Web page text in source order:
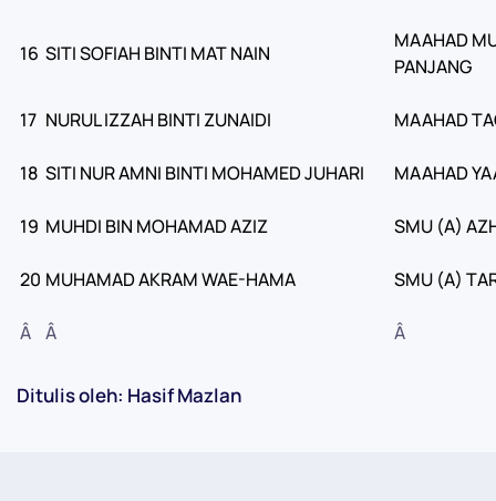
16 SITI SOFIAH BINTI MAT NAIN
MAAHAD
PANJANG
17 NURUL IZZAH BINTI ZUNAIDI MAAHAD
18 SITI NUR AMNI BINTI MOHAMED JUHARI MAAHAD
19 MUHDI BIN MOHAMAD AZIZ SMU (A)
20 MUHAMAD AKRAM WAE-HAMA SMU (A)
Â Â Â
Ditulis oleh: Hasif Mazlan